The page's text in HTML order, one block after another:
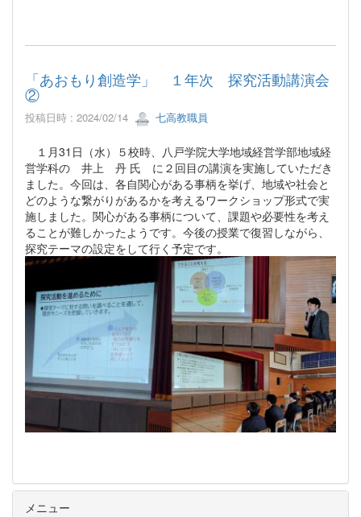
「あおもり創造学」 １年次 探究活動講演会
②
投稿日時 : 2024/02/14 七高教職員
１月31日（水）５校時、八戸学院大学地域経営学部地域経
営学科の 井上 丹 氏 に２回目の講演を実施していただき
ました。今回は、各自関心がある事柄を挙げ、地域や社会と
どのような繋がりがあるかを考えるワークショップ形式で実
施しました。関心がある事柄について、課題や必要性を考え
ることが難しかったようです。今後の授業で復習しながら、
探究テーマの設定をして行く予定です。
メニュー